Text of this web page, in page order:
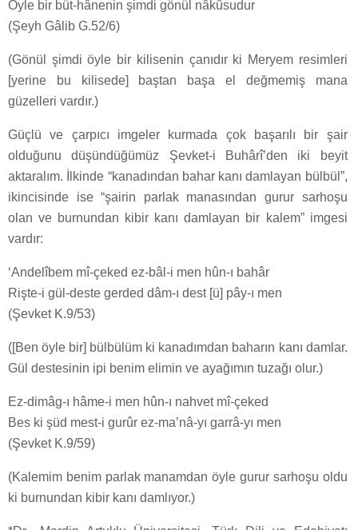
Öyle bir büt-hânenin şimdi gönül nâkûsudur
(Şeyh Gâlib G.52/6)
(Gönül şimdi öyle bir kilisenin çanıdır ki Meryem resimleri
[yerine bu kilisede] baştan başa el değmemiş mana
güzelleri vardır.)
Güçlü ve çarpıcı imgeler kurmada çok başarılı bir şair
olduğunu düşündüğümüz Şevket-i Buhârî’den iki beyit
aktaralım. İlkinde “kanadından bahar kanı damlayan bülbül”,
ikincisinde ise “şairin parlak manasından gurur sarhoşu
olan ve burnundan kibir kanı damlayan bir kalem” imgesi
vardır:
‘Andelîbem mî-çeked ez-bâl-i men hûn-ı bahâr
Rişte-i gül-deste gerded dâm-ı dest [ü] pây-ı men
(Şevket K.9/53)
([Ben öyle bir] bülbülüm ki kanadımdan baharın kanı damlar.
Gül destesinin ipi benim elimin ve ayağımın tuzağı olur.)
Ez-dimâg-ı hâme-i men hûn-ı nahvet mî-çeked
Bes ki şüd mest-i gurûr ez-ma’nâ-yı garrâ-yı men
(Şevket K.9/59)
(Kalemim benim parlak manamdan öyle gurur sarhoşu oldu
ki burnundan kibir kanı damlıyor.)